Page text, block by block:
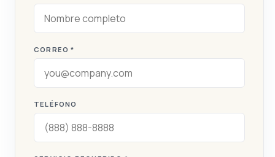
CORREO *
TELÉFONO